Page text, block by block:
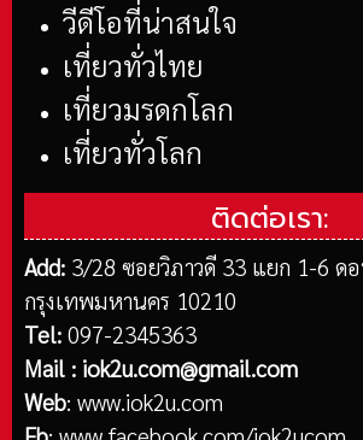
วีดีโอที่น่าสนใจ
เที่ยวทั่วไทย
เที่ยวมรดกโลก
เที่ยวทั่วโลก
ติดต่อเรา:
Add: 3/28 ซอยวิภาวดี 33 แยก 1-6 ด
กรุงเทพมหานคร 10210
Tel: 097-2345363
Mail : iok2u.com@gmail.com
Web: www.iok2u.com